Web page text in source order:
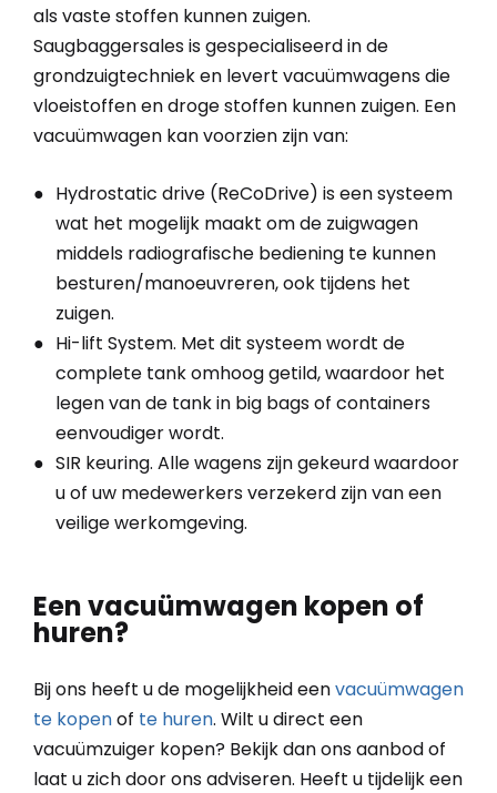
als vaste stoffen kunnen zuigen.
Saugbaggersales is gespecialiseerd in de
grondzuigtechniek en levert vacuümwagens die
vloeistoffen en droge stoffen kunnen zuigen. Een
vacuümwagen kan voorzien zijn van:
Hydrostatic drive (ReCoDrive) is een systeem
wat het mogelijk maakt om de zuigwagen
middels radiografische bediening te kunnen
besturen/manoeuvreren, ook tijdens het
zuigen.
Hi-lift System. Met dit systeem wordt de
complete tank omhoog getild, waardoor het
legen van de tank in big bags of containers
eenvoudiger wordt.
SIR keuring. Alle wagens zijn gekeurd waardoor
u of uw medewerkers verzekerd zijn van een
veilige werkomgeving.
Een vacuümwagen kopen of
huren?
Bij ons heeft u de mogelijkheid eenvacuümwagen
te kopenof te huren. Wilt u direct een
vacuümzuiger kopen? Bekijk dan ons aanbod of
laat u zich door ons adviseren. Heeft u tijdelijk een